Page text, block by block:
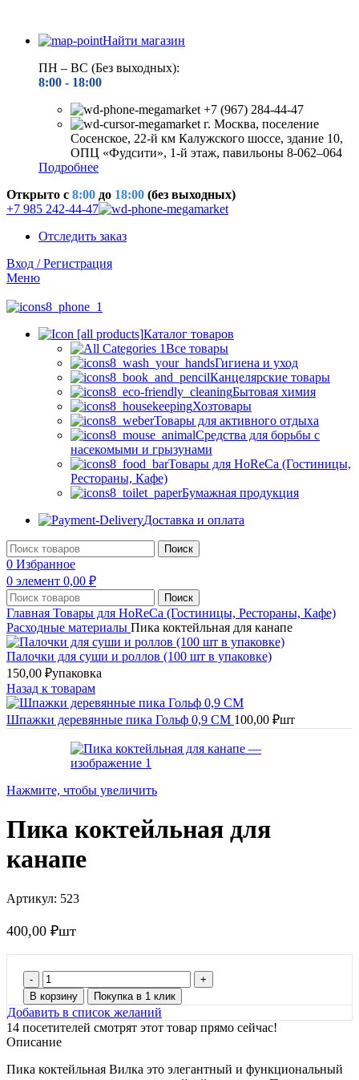
Найти магазин
ПН – ВС (Без выходных):
8:00 - 18:00
+7 (967) 284-44-47
г. Москва, поселение
Сосенское, 22-й км Калужского шоссе, здание 10,
ОПЦ «Фудсити», 1-й этаж, павильоны 8-062–064
Подробнее
Открыто c 8:00 до 18:00 (без выходных)
+7 985 242-44-47
Отследить заказ
Вход / Регистрация
Меню
Каталог товаров
Все товары
Гигиена и уход
Канцелярские товары
Бытовая химия
Хозтовары
Товары для активного отдыха
Средства для борьбы с
насекомыми и грызунами
Товары для HoReCa (Гостиницы,
Рестораны, Кафе)
Бумажная продукция
Доставка и оплата
Поиск
0 Избранное
0 элемент 0,00 ₽
Поиск
Главная Товары для HoReCa (Гостиницы, Рестораны, Кафе)
Расходные материалы Пика коктейльная для канапе
Палочки для суши и роллов (100 шт в упаковке)
150,00 ₽упаковка
Назад к товарам
Шпажки деревянные пика Гольф 0,9 СМ 100,00 ₽шт
Нажмите, чтобы увеличить
Пика коктейльная для
канапе
Артикул: 523
400,00 ₽шт
Количество
товара
Пика
коктейльная
для
канапе
В корзину Покупка в 1 клик
Добавить в список желаний
14 посетителей смотрят этот товар прямо сейчас!
Описание
Пика коктейльная Вилка это элегантный и функциональный